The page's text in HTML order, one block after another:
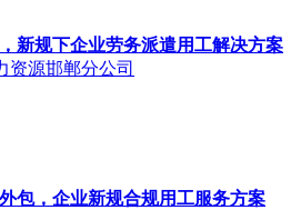
新规下企业劳务派遣用工解决方案
资源邯郸分公司
包，企业新规合规用工服务方案